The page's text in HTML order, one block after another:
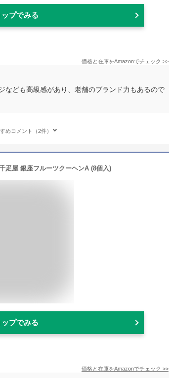
ップでみる
価格と在庫をAmazonでチェック >>
なども高級感があり、老舗のブランド力もあるので
めコメント（2件）
疋屋 銀座フルーツクーヘンA (8個入)
ップでみる
価格と在庫をAmazonでチェック >>